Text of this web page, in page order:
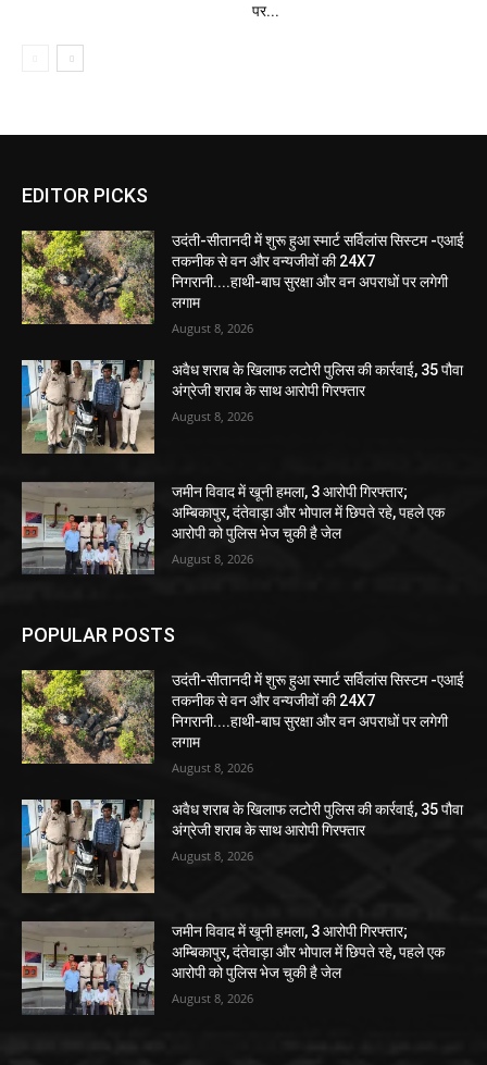
पर...
EDITOR PICKS
उदंती-सीतानदी में शुरू हुआ स्मार्ट सर्विलांस सिस्टम -एआई
तकनीक से वन और वन्यजीवों की 24X7
निगरानी....हाथी-बाघ सुरक्षा और वन अपराधों पर लगेगी
लगाम
August 8, 2026
अवैध शराब के खिलाफ लटोरी पुलिस की कार्रवाई, 35 पौवा
अंग्रेजी शराब के साथ आरोपी गिरफ्तार
August 8, 2026
जमीन विवाद में खूनी हमला, 3 आरोपी गिरफ्तार;
अम्बिकापुर, दंतेवाड़ा और भोपाल में छिपते रहे, पहले एक
आरोपी को पुलिस भेज चुकी है जेल
August 8, 2026
POPULAR POSTS
उदंती-सीतानदी में शुरू हुआ स्मार्ट सर्विलांस सिस्टम -एआई
तकनीक से वन और वन्यजीवों की 24X7
निगरानी....हाथी-बाघ सुरक्षा और वन अपराधों पर लगेगी
लगाम
August 8, 2026
अवैध शराब के खिलाफ लटोरी पुलिस की कार्रवाई, 35 पौवा
अंग्रेजी शराब के साथ आरोपी गिरफ्तार
August 8, 2026
जमीन विवाद में खूनी हमला, 3 आरोपी गिरफ्तार;
अम्बिकापुर, दंतेवाड़ा और भोपाल में छिपते रहे, पहले एक
आरोपी को पुलिस भेज चुकी है जेल
August 8, 2026